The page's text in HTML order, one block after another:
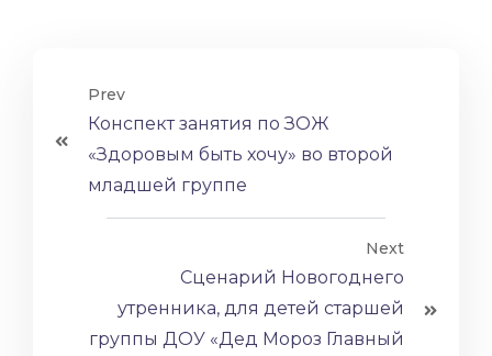
Prev
Конспект занятия по ЗОЖ
«Здоровым быть хочу» во второй
младшей группе
Next
Сценарий Новогоднего
утренника, для детей старшей
группы ДОУ «Дед Мороз Главный